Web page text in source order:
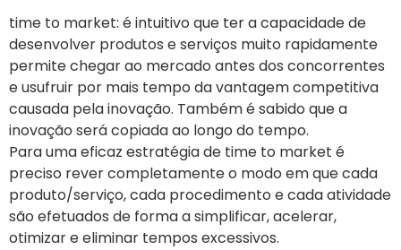
time to market: é intuitivo que ter a capacidade de
desenvolver produtos e serviços muito rapidamente
permite chegar ao mercado antes dos concorrentes
e usufruir por mais tempo da vantagem competitiva
causada pela inovação. Também é sabido que a
inovação será copiada ao longo do tempo.
Para uma eficaz estratégia de time to market é
preciso rever completamente o modo em que cada
produto/serviço, cada procedimento e cada atividade
são efetuados de forma a simplificar, acelerar,
otimizar e eliminar tempos excessivos.